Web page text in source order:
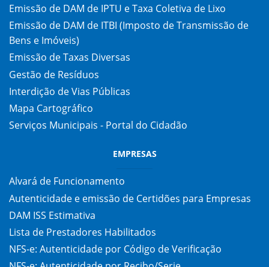
Emissão de DAM de IPTU e Taxa Coletiva de Lixo
Emissão de DAM de ITBI (Imposto de Transmissão de
Bens e Imóveis)
Emissão de Taxas Diversas
Gestão de Resíduos
Interdição de Vias Públicas
Mapa Cartográfico
Serviços Municipais - Portal do Cidadão
EMPRESAS
Alvará de Funcionamento
Autenticidade e emissão de Certidões para Empresas
DAM ISS Estimativa
Lista de Prestadores Habilitados
NFS-e: Autenticidade por Código de Verificação